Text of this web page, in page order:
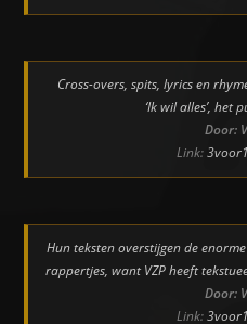
Cross-overs, spits, lyrics en
‘Ik wil alles’, het
Door:
Link:
Hun teksten overstijgen de
rappertjes, want VZP heeft
Door:
Link: